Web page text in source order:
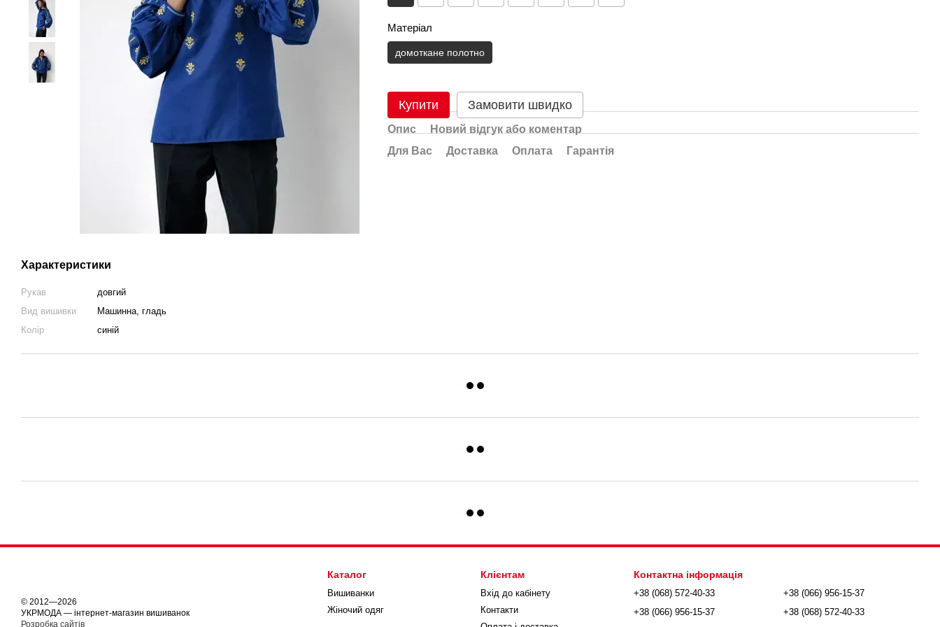
Характеристики
Рукав
довгий
Вид вишивки
Машинна, гладь
Колір
синій
Матеріал
домоткане полотно
Купити Замовити швидко
Опис
Новий відгук або коментар
Для Вас
Доставка Оплата Гарантія
© 2012—2026
УКРМОДА — інтернет-магазин вишиванок
Розробка сайтів
Каталог
Вишиванки
Жіночий одяг
Клієнтам
Вхід до кабінету
Контакти
Контактна інформація
+38 (068) 572-40-33
+38 (066) 956-15-37
+38 (066) 956-15-37
+38 (068) 572-40-33